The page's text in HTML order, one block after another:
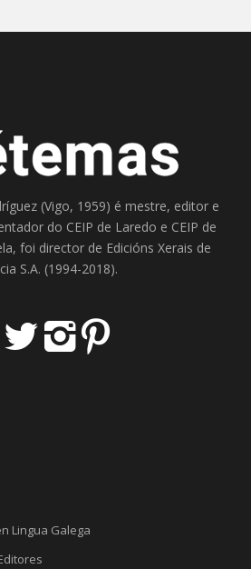
(Vigo, 1959) é mestre, editor e
do CEIP de Laredo e CEIP de
foi director de Edicións Xerais de
S.A. (1994-2018).
Lingua Galega